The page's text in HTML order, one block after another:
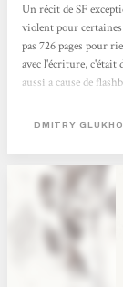
Un récit de SF
violent pour
pas 726 pages pour
avec l'écriture, c'était
aussi a cause de
et c'est génial.
DMITRY